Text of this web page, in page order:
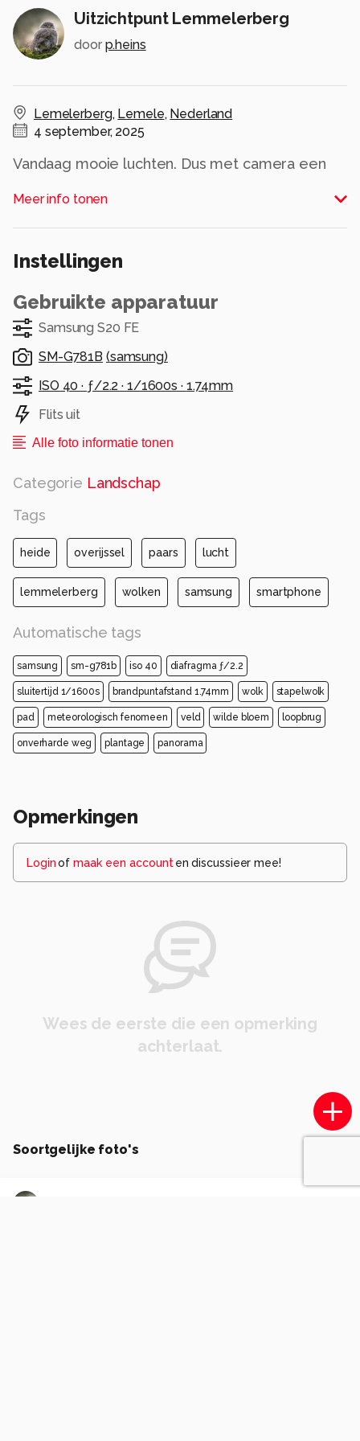
Uitzichtpunt Lemmelerberg
door p.heins
Lemelerberg, Lemele, Nederland
4 september, 2025
Vandaag mooie luchten. Dus met camera een
op de camping en de heide staat er nog goed
bij.
Kan je best veel mee om je smartphone foto te
Alle rechten voorbehouden
Meer info tonen
Instellingen
Gebruikte apparatuur
Samsung S20 FE
SM-G781B (samsung)
ISO 40 · ƒ/2.2 · 1/1600s · 1.74mm
Flits uit
Alle foto informatie tonen
Categorie Landschap
Tags
heide overijssel paars lucht
lemmelerberg wolken samsung smartphone
Automatische tags
samsung sm-g781b iso 40 diafragma ƒ/2.2
sluitertijd 1/1600s brandpuntafstand 1.74mm wolk stapelwolk
pad meteorologisch fenomeen veld wilde bloem loopbrug
onverharde weg plantage panorama
Opmerkingen
Loginof maak een account en discussieer mee!
Wees de eerste die een opmerking
achterlaat.
Soortgelijke foto's